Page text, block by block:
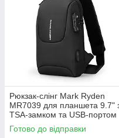
Рюкзак-слінг Mark Ryden
MR7039 для планшета 9.7"
TSA-замком та USB-портом
(Чорний)
Готово до відправки